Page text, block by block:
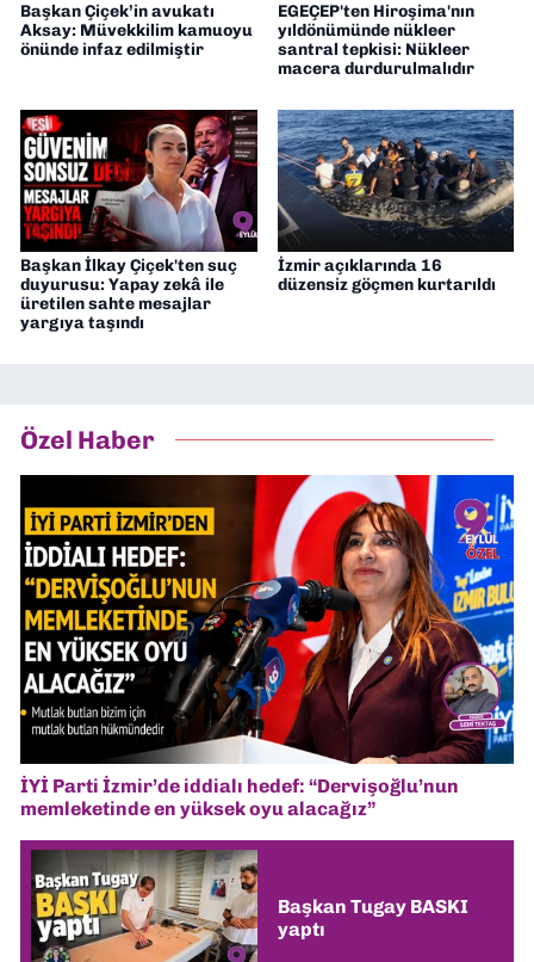
Başkan Çiçek’in avukatı
Aksay: Müvekkilim kamuoyu
önünde infaz edilmiştir
EGEÇEP'ten Hiroşima'nın
yıldönümünde nükleer
santral tepkisi: Nükleer
macera durdurulmalıdır
Başkan İlkay Çiçek'ten suç
duyurusu: Yapay zekâ ile
üretilen sahte mesajlar
yargıya taşındı
İzmir açıklarında 16
düzensiz göçmen kurtarıldı
Özel Haber
İYİ Parti İzmir’de iddialı hedef: “Dervişoğlu’nun
memleketinde en yüksek oyu alacağız”
Başkan Tugay BASKI
yaptı